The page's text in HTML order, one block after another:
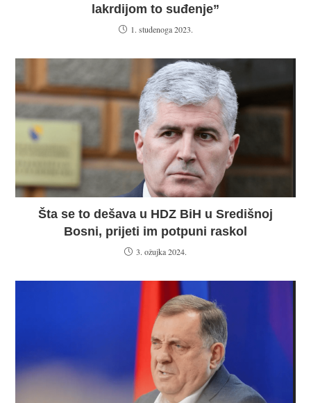
lakrdijom to suđenje”
1. studenoga 2023.
Šta se to dešava u HDZ BiH u Središnoj
Bosni, prijeti im potpuni raskol
3. ožujka 2024.